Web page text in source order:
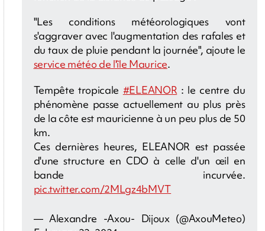
"Les conditions météorologiques vont
s'aggraver avec l'augmentation des rafales et
du taux de pluie pendant la journée", ajoute le
service météo de l'île Maurice.
Tempête tropicale #ELEANOR: le centre du
phénomène passe actuellement au plus près
de la côte est mauricienne à un peu plus de 50
km.
Ces dernières heures, ELEANOR est passée
d'une structure en CDO à celle d'un œil en
bande incurvée.
pic.twitter.com/2MLgz4bMVT
— Alexandre -Axou- Dijoux (@AxouMeteo)